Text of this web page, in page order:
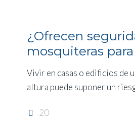
¿Ofrecen
mosquiteras
Vivir en casas o edificios de
altura puede suponer un
20